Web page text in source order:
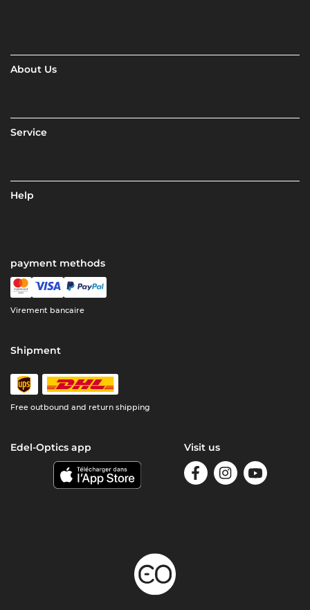
About Us
Service
Help
payment methods
Virement bancaire
Shipment
Free outbound and return shipping
Edel-Optics app Visit us